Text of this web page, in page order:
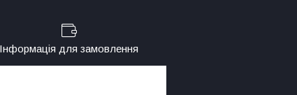
Інформація для замовлення